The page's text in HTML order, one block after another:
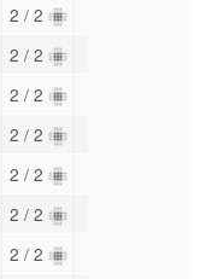
2 / 2
2 / 2
2 / 2
2 / 2
2 / 2
2 / 2
2 / 2